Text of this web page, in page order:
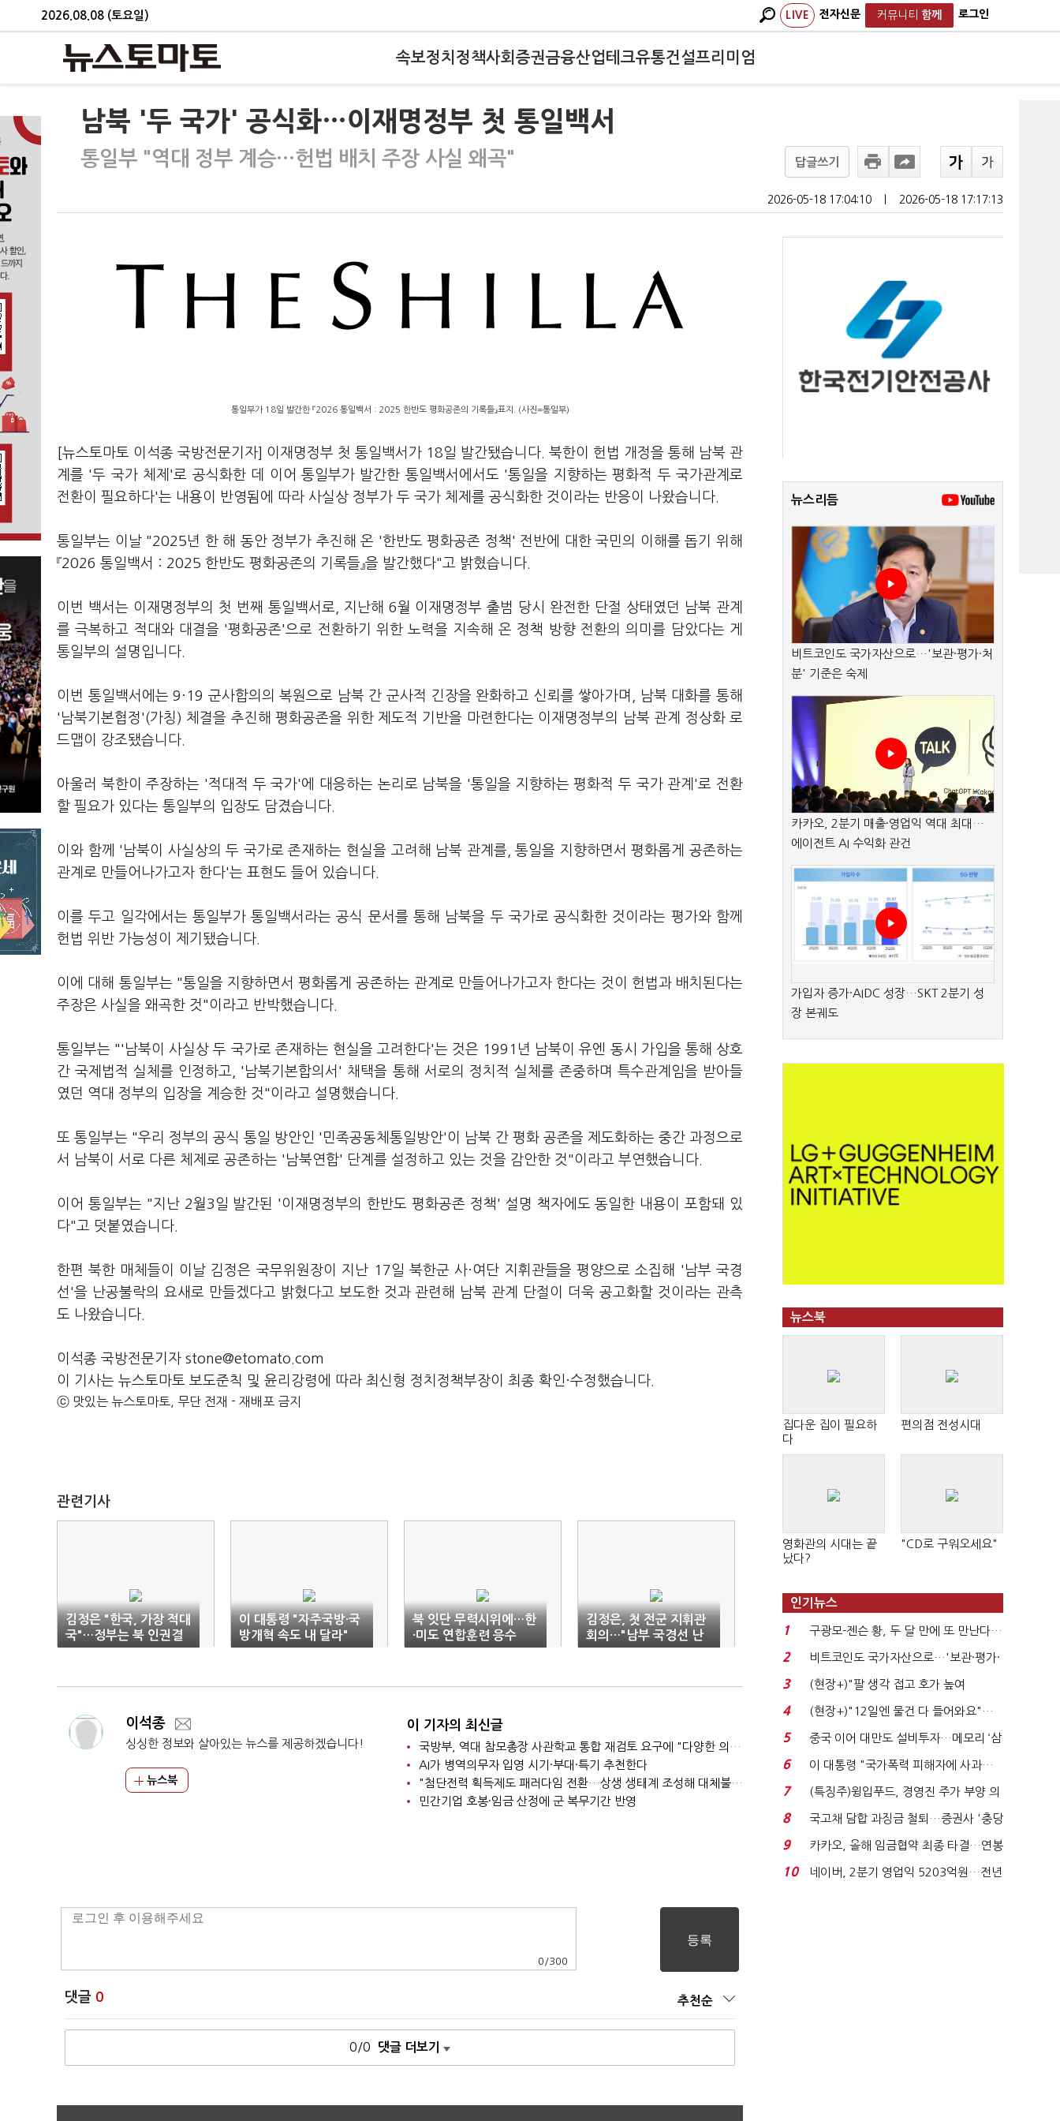
2026.08.08 (토요일) LIVE 전자신문 커뮤니티 함께 로그인
속보정치 정책사회 증권금융산업테크유통건설프리미엄
남북 '두 국가' 공식화…이재명정부 첫 통일백서
통일부 "역대 정부 계승…헌법 배치 주장 사실 왜곡" 답글쓰기
2026-05-18 17:04:10 2026-05-18 17:17:13
통일부가 18일 발간한 『2026 통일백서 : 2025 한반도 평화공존의 기록들』표지. (사진=통일부)
[뉴스토마토 이석종 국방전문기자] 이재명정부 첫 통일백서가 18일 발간됐습니다. 북한이 헌법 개정을 통해 남북 관
계를 '두 국가 체제'로 공식화한 데 이어 통일부가 발간한 통일백서에서도 '통일을 지향하는 평화적 두 국가관계로
전환이 필요하다'는 내용이 반영됨에 따라 사실상 정부가 두 국가 체제를 공식화한 것이라는 반응이 나왔습니다.
통일부는 이날 "2025년 한 해 동안 정부가 추진해 온 '한반도 평화공존 정책' 전반에 대한 국민의 이해를 돕기 위해
『2026 통일백서 : 2025 한반도 평화공존의 기록들』을 발간했다"고 밝혔습니다.
이번 백서는 이재명정부의 첫 번째 통일백서로, 지난해 6월 이재명정부 출범 당시 완전한 단절 상태였던 남북 관계
를 극복하고 적대와 대결을 '평화공존'으로 전환하기 위한 노력을 지속해 온 정책 방향 전환의 의미를 담았다는 게
통일부의 설명입니다.
이번 통일백서에는 9·19 군사합의의 복원으로 남북 간 군사적 긴장을 완화하고 신뢰를 쌓아가며, 남북 대화를 통해
'남북기본협정'(가칭) 체결을 추진해 평화공존을 위한 제도적 기반을 마련한다는 이재명정부의 남북 관계 정상화 로
드맵이 강조됐습니다.
아울러 북한이 주장하는 '적대적 두 국가'에 대응하는 논리로 남북을 '통일을 지향하는 평화적 두 국가 관계'로 전환
할 필요가 있다는 통일부의 입장도 담겼습니다.
이와 함께 '남북이 사실상의 두 국가로 존재하는 현실을 고려해 남북 관계를, 통일을 지향하면서 평화롭게 공존하는
관계로 만들어나가고자 한다'는 표현도 들어 있습니다.
이를 두고 일각에서는 통일부가 통일백서라는 공식 문서를 통해 남북을 두 국가로 공식화한 것이라는 평가와 함께
헌법 위반 가능성이 제기됐습니다.
이에 대해 통일부는 "통일을 지향하면서 평화롭게 공존하는 관계로 만들어나가고자 한다는 것이 헌법과 배치된다는
주장은 사실을 왜곡한 것"이라고 반박했습니다.
통일부는 "'남북이 사실상 두 국가로 존재하는 현실을 고려한다'는 것은 1991년 남북이 유엔 동시 가입을 통해 상호
간 국제법적 실체를 인정하고, '남북기본합의서' 채택을 통해 서로의 정치적 실체를 존중하며 특수관계임을 받아들
였던 역대 정부의 입장을 계승한 것"이라고 설명했습니다.
또 통일부는 "우리 정부의 공식 통일 방안인 '민족공동체통일방안'이 남북 간 평화 공존을 제도화하는 중간 과정으로
서 남북이 서로 다른 체제로 공존하는 '남북연합' 단계를 설정하고 있는 것을 감안한 것"이라고 부연했습니다.
이어 통일부는 "지난 2월3일 발간된 '이재명정부의 한반도 평화공존 정책' 설명 책자에도 동일한 내용이 포함돼 있
다"고 덧붙였습니다.
한편 북한 매체들이 이날 김정은 국무위원장이 지난 17일 북한군 사·여단 지휘관들을 평양으로 소집해 '남부 국경
선'을 난공불락의 요새로 만들겠다고 밝혔다고 보도한 것과 관련해 남북 관계 단절이 더욱 공고화할 것이라는 관측
도 나왔습니다.
이석종 국방전문기자 stone@etomato.com
이 기사는 뉴스토마토 보도준칙 및 윤리강령에 따라 최신형 정치정책부장이 최종 확인·수정했습니다.
ⓒ 맛있는 뉴스토마토, 무단 전재 - 재배포 금지
관련기사
김정은 "한국, 가장 적대
국"…정부는 북 인권결
의안 '불참' 가닥
이 대통령 "자주국방·국
방개혁 속도 내 달라"
북 잇단 무력시위에…한
·미도 연합훈련 응수
김정은, 첫 전군 지휘관
회의…"남부 국경선 난
공불락 요새로"
이석종
싱싱한 정보와 살아있는 뉴스를 제공하겠습니다!
뉴스북
이 기자의 최신글
국방부, 역대 참모총장 사관학교 통합 재검토 요구에 "다양한 의견 수렴해 합리적 시스템 만들 것"
AI가 병역의무자 입영 시기·부대·특기 추천한다
"첨단전력 획득제도 패러다임 전환…상생 생태계 조성해 대체불가 K-방산 도약"
민간기업 호봉·임금 산정에 군 복무기간 반영
0 /300
댓글 0 추천순
0/0 댓글 더보기
뉴스리듬
비트코인도 국가자산으로…'보관·평가·처
분' 기준은 숙제
카카오, 2분기 매출·영업익 역대 최대…
에이전트 AI 수익화 관건
가입자 증가·AIDC 성장…SKT 2분기 성
장 본궤도
뉴스북
집다운 집이 필요하
다
편의점 전성시대
영화관의 시대는 끝
났다?
"CD로 구워오세요"
인기뉴스
1
구광모-젠슨 황, 두 달 만에 또 만난다…
로봇·AI 등 논...
2
비트코인도 국가자산으로…'보관·평가·
처분' 기준은 ...
3
(현장+)"팔 생각 접고 호가 높여
요"…'덜 똘똘한 한 채' 20...
4
(현장+)"12일엔 물건 다 들어와요"…
빈 매대 채우며 문 연 ...
5
중국 이어 대만도 설비투자…메모리 ‘삼
국전쟁’
6
이 대통령 "국가폭력 피해자에 사과…
적극적 조사로 진...
7
(특징주)윙입푸드, 경영진 주가 부양 의
지에 상한가...
8
국고채 담합 과징금 철퇴…증권사 '충당
금 폭탄' 우려...
9
카카오, 올해 임금협약 최종 타결…연봉
6.3% 인상·격려...
10
네이버, 2분기 영업익 5203억원…전년